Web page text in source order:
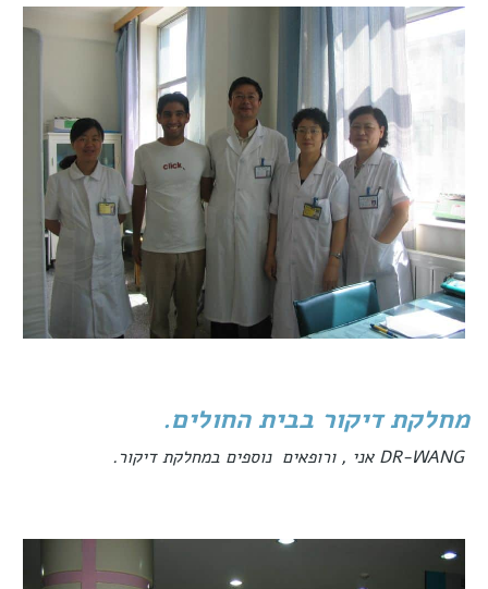
מחלקת דיקור בבית החולים.
DR-WANG אני , ורופאים נוספים במחלקת דיקור.